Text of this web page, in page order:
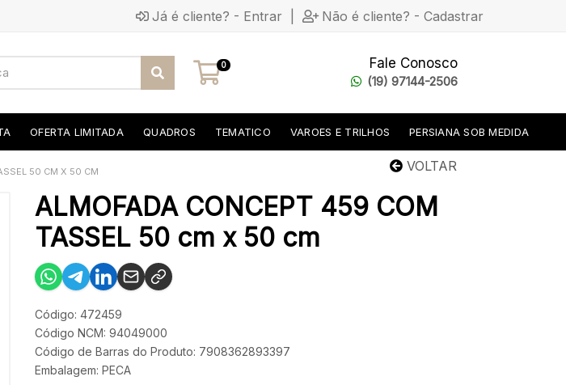
Já é cliente? - Entrar Não é cliente? - Cadastrar
0 Fale Conosco
(19) 97144-2506
OFERTA LIMITADA QUADROS TEMATICO VAROES E TRILHOS PERSIANA SOB MEDIDA
VOLTAR
50 CM X 50 CM
ALMOFADA CONCEPT 459 COM
TASSEL 50 cm x 50 cm
Código: 472459
Código NCM: 94049000
Código de Barras do Produto: 7908362893397
Embalagem: PECA